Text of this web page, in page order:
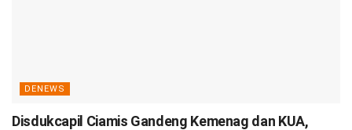
DENEWS
Disdukcapil Ciamis Gandeng Kemenag dan KUA,